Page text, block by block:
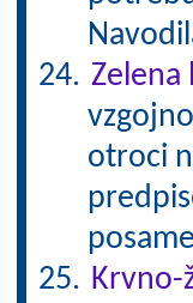
Zelena
otroci
Krvno-